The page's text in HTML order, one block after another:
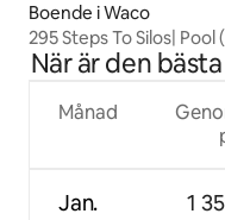
Boende i Waco
295 Steps To Silos|
När är den
Månad
Jan. 1